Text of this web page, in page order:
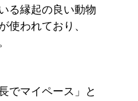
る縁起の良い動物
使われており、
でマイペース」と